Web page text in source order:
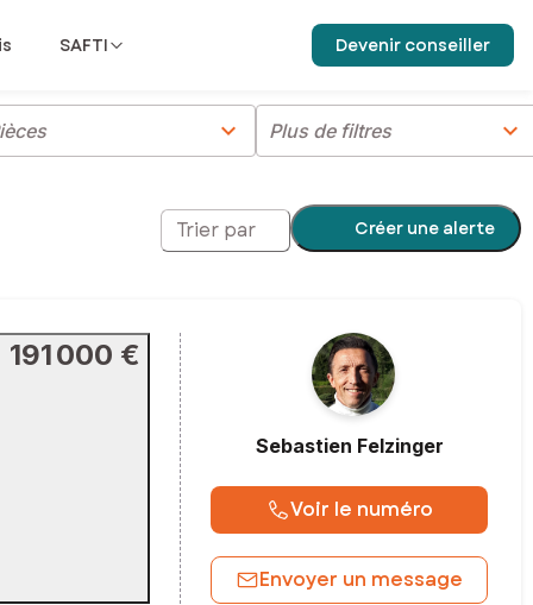
SAFTI Devenir conseiller
chevron_right Plus de filtres chevron_right
Trier par Créer une alerte
191 000 €
Sebastien Felzinger
Voir le numéro
Envoyer un message